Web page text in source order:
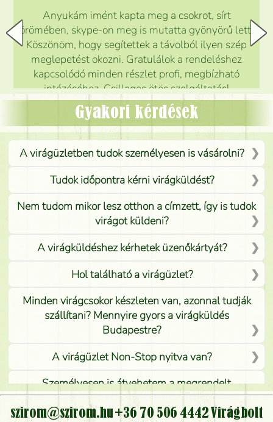
Anyukám imént kapta meg a csokrot, sírt
örömében, skype-on meg is mutatta gyönyörű lett.
Köszönöm, hogy segítettek a távolból ilyen szép
meglepetést okozni. Gratulálok a rendeléshez
kapcsolódó minden részlet profi, megbízható
intézéséhez. Csillagos ötös szolgáltatás!
Mónika
Gyakori kérdések
A virágüzletben tudok személyesen is vásárolni?
Tudok időpontra kérni virágküldést?
Nem tudom mikor lesz otthon a címzett, így is tudok
virágot küldeni?
A virágküldéshez kérhetek üzenőkártyát?
Hol található a virágüzlet?
Minden virágcsokor készleten van, azonnal tudják
szállítani? Mennyire gyors a virágküldés
Budapestre?
A virágüzlet Non-Stop nyitva van?
Személyesen is átvehetem a megrendelt
virágcsokrot, vagy csak virágküldéssel, kiszállítással
kérhető?
szirom@szirom.hu +36 70 506 4442 Virágbolt